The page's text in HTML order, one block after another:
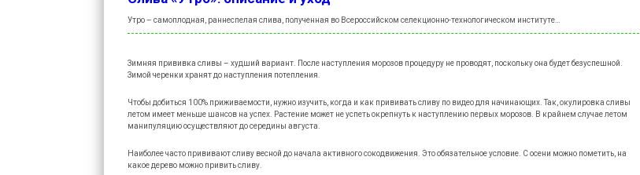
Утро – самоплодная, раннеспелая слива, полученная во Всероссийском селекционно-технологическом институте…
Зимняя прививка сливы – худший вариант. После наступления морозов процедуру не проводят, поскольку она будет безуспешной.
Зимой черенки хранят до наступления потепления.
Чтобы добиться 100% приживаемости, нужно изучить, когда и как прививать сливу по видео для начинающих. Так, окулировка сливы
летом имеет меньше шансов на успех. Растение может не успеть окрепнуть к наступлению первых морозов. В крайнем случае летом
манипуляцию осуществляют до середины августа.
Наиболее часто прививают сливу весной до начала активного сокодвижения. Это обязательное условие. С осени можно пометить, на
какое дерево можно привить сливу.